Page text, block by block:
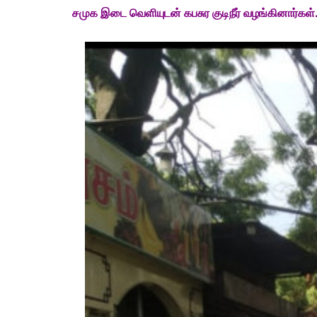
சமுக இடை வெளியுடன் கபசுர குடிநீர் வழங்கினார்கள்.